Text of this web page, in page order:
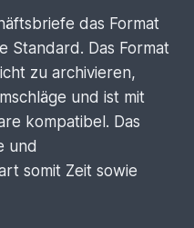
das Format
Standard. Das Format
zu archivieren,
und ist mit
kompatibel. Das
und
somit Zeit sowie